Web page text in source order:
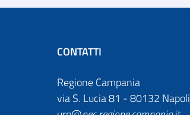
CONTATTI
Regione Campania
via S. Lucia 81 - 80132 Napoli